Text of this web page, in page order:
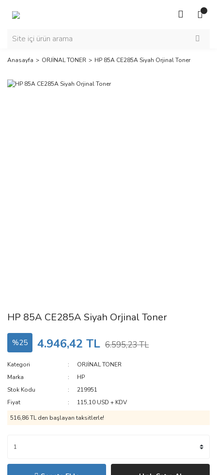
Anasayfa ORJİNAL TONER HP 85A CE285A Siyah Orjinal Toner
HP 85A CE285A Siyah Orjinal Toner
%25 4.946,42 TL 6.595,23 TL
Kategori
ORJİNAL TONER
Marka
HP
Stok Kodu
219951
Fiyat
115,10 USD + KDV
516,86 TL den başlayan taksitlerle!